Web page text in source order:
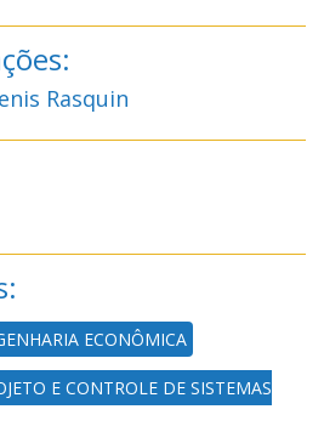
Rasquin
ECONÔMICA
E CONTROLE DE SISTEMAS